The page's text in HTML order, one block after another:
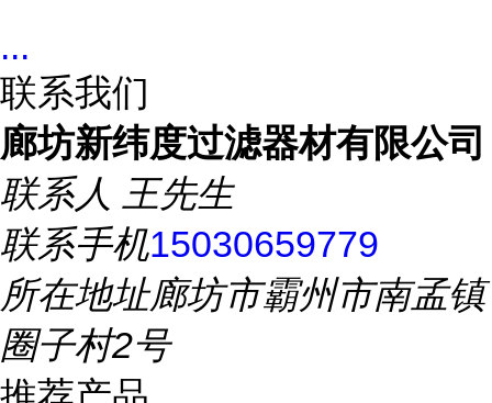
...
联系我们
廊坊新纬度过滤器材有限公司
联系人 王先生
联系手机15030659779
所在地址廊坊市霸州市南孟镇
圈子村2号